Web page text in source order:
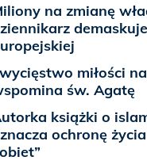
na zmianę
miłości
św. Agatę
książki o
ochronę